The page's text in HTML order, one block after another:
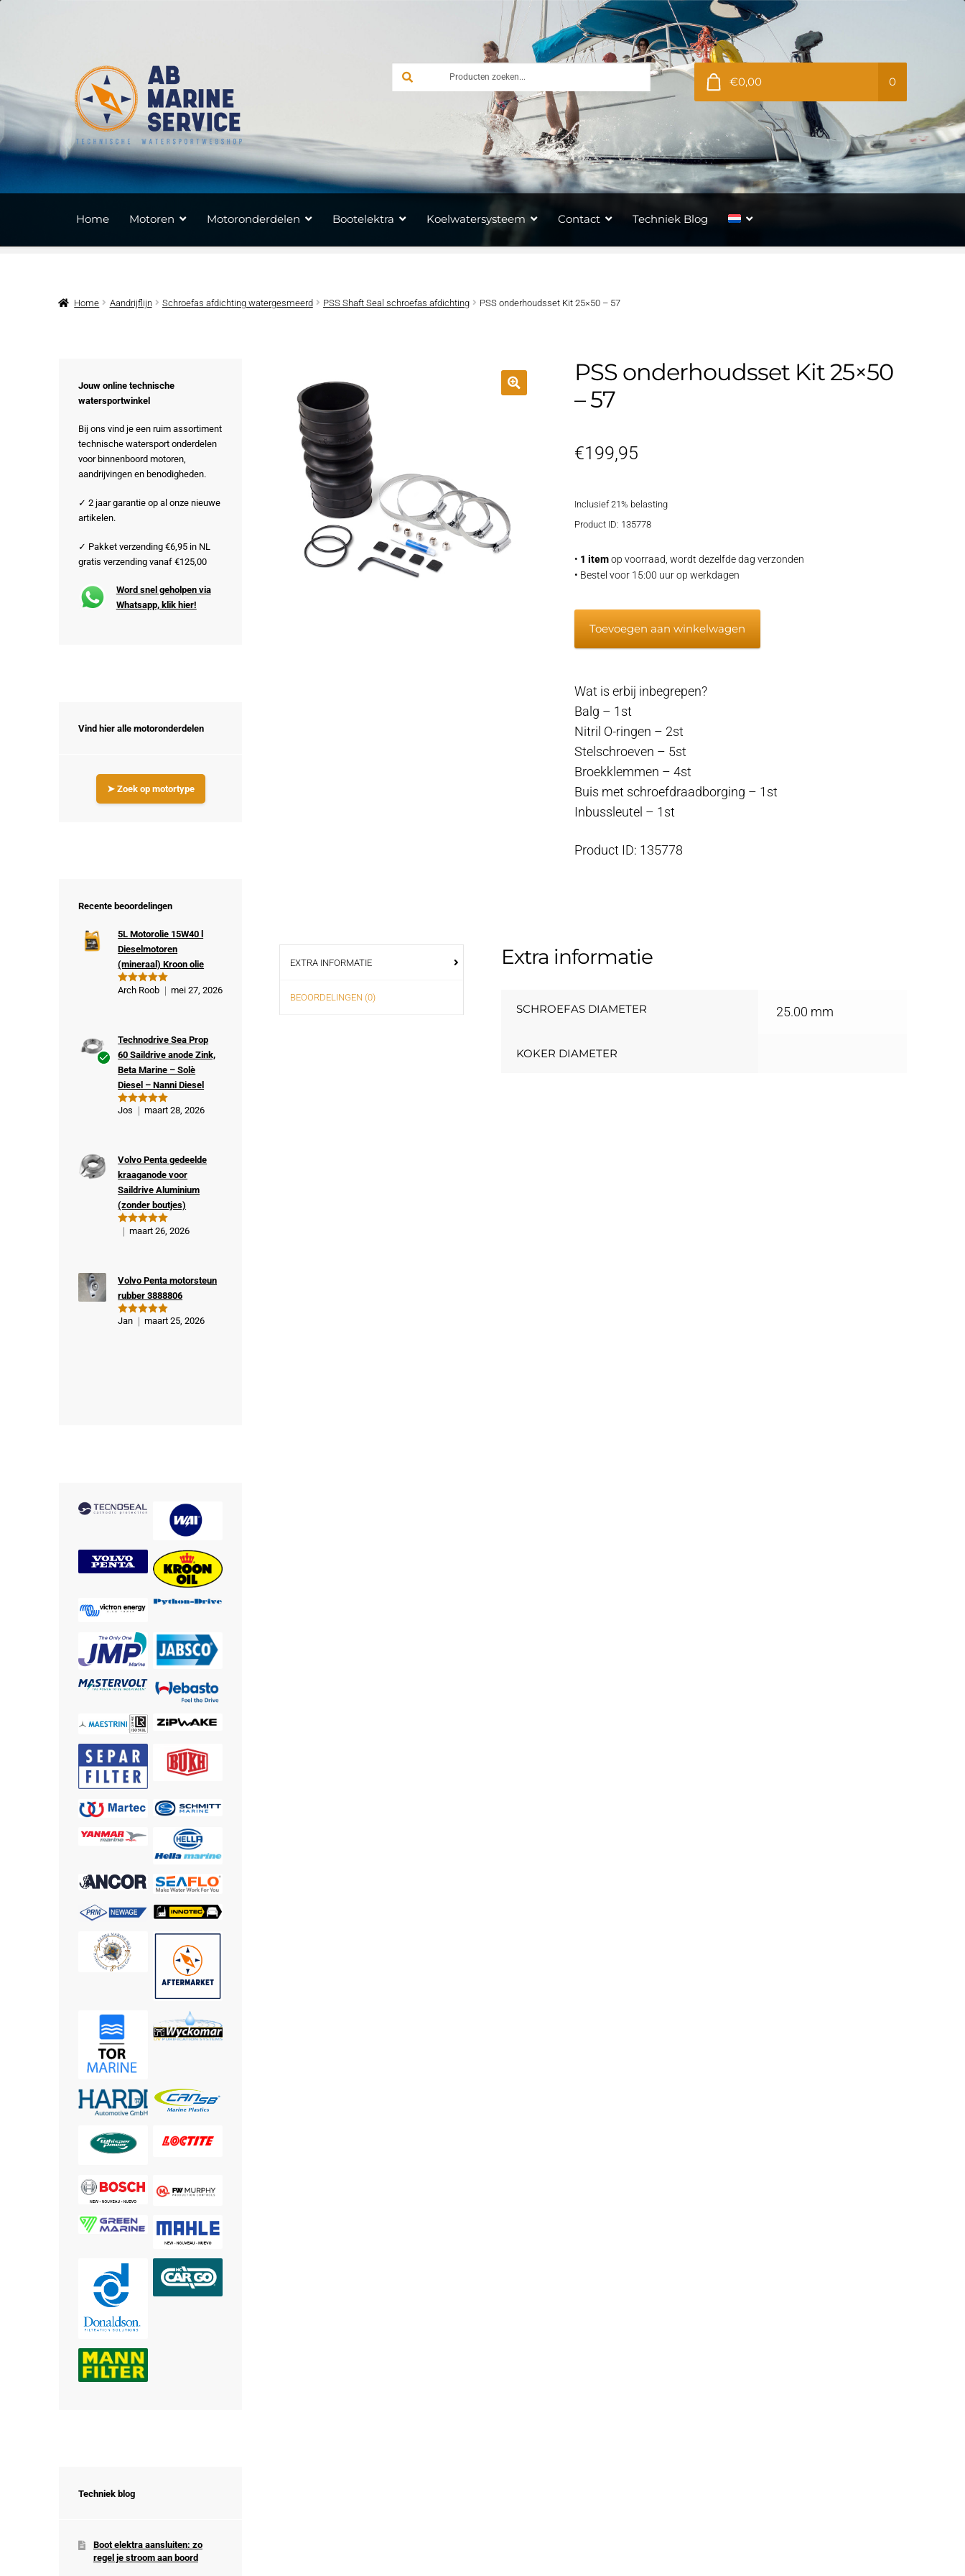
navigatie
inhoud
€0,00 0
Home Motoren Motoronderdelen Bootelektra Koelwatersysteem Contact Techniek Blog
Home Aandrijflijn Schroefas afdichting watergesmeerd PSS Shaft Seal schroefas afdichting PSS onderhoudsset Kit 25×50 – 57
PSS onderhoudsset Kit 25×50
– 57
€199,95
Inclusief 21% belasting
Product ID: 135778
• 1 itemop voorraad, wordt dezelfde dag verzonden
• Bestel voor 15:00 uur op werkdagen
onderhoudsset
-
57
aantal
Toevoegen aan winkelwagen
Wat is erbij inbegrepen?
Balg – 1st
Nitril O-ringen – 2st
Stelschroeven – 5st
Broekklemmen – 4st
Buis met schroefdraadborging – 1st
Inbussleutel – 1st
Product ID: 135778
EXTRA INFORMATIE
BEOORDELINGEN (0)
Extra informatie
SCHROEFAS DIAMETER 25.00 mm
KOKER DIAMETER
Jouw online technische
watersportwinkel
Bij ons vind je een ruim assortiment
technische watersport onderdelen
voor binnenboord motoren,
aandrijvingen en benodigheden.
✓ 2 jaar garantie op al onze nieuwe
artikelen.
✓ Pakket verzending €6,95 in NL
gratis verzending vanaf €125,00
Word snel geholpen via
Whatsapp, klik hier!
Vind hier alle motoronderdelen
➤ Zoek op motortype
Recente beoordelingen
Gewaardeer
5L Motorolie 15W40 l
Dieselmotoren
(mineraal) Kroon olie
Arch Roob mei 27, 2026
Gewaardeer
Technodrive Sea Prop
60 Saildrive anode Zink,
Beta Marine – Solè
Diesel – Nanni Diesel
Jos maart 28, 2026
Gewaardeer
Volvo Penta gedeelde
kraaganode voor
Saildrive Aluminium
(zonder boutjes)
maart 26, 2026
Gewaardeer
Volvo Penta motorsteun
rubber 3888806
Jan maart 25, 2026
Techniek blog
Boot elektra aansluiten: zo
regel je stroom aan boord